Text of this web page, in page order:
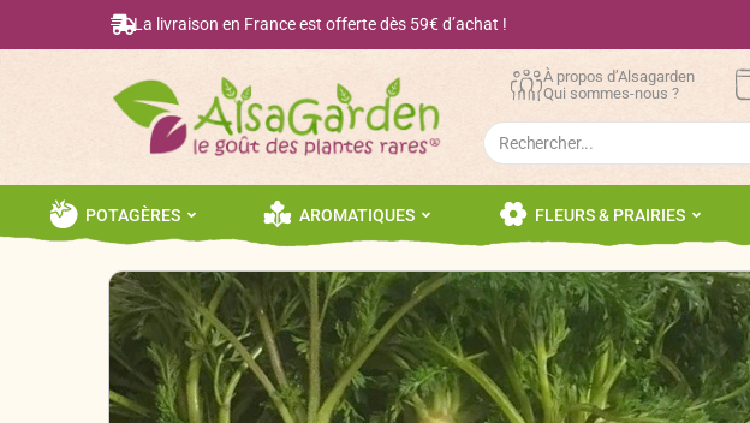
La livraison en France est offerte dès 59€ d’achat !
À propos d’Alsagarden
Qui sommes-nous ?
Search
for:
POTAGÈRES AROMATIQUES FLEURS & PRAIRIES